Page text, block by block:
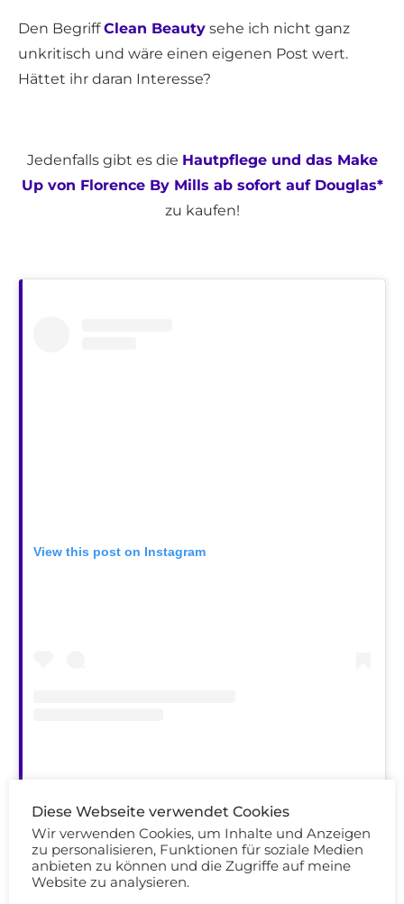
Den BegriffClean Beauty sehe ich nicht ganz
unkritisch und wäre einen eigenen Post wert.
Hättet ihr daran Interesse?
Jedenfalls gibt es die Hautpflege und das Make
Up von Florence By Mills ab sofort auf Douglas*
zu kaufen!
View this post on Instagram
Diese Webseite verwendet Cookies
Wir verwenden Cookies, um Inhalte und Anzeigen
zu personalisieren, Funktionen für soziale Medien
anbieten zu können und die Zugriffe auf meine
Website zu analysieren.